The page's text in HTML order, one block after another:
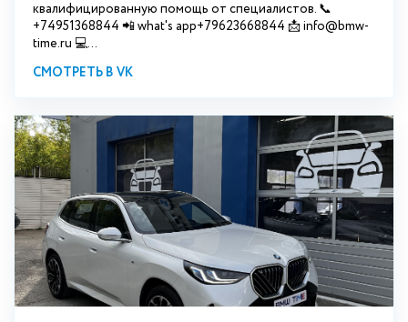
квалифицированную помощь от специалистов. 📞
+74951368844 📲 what's app+79623668844 📩 info@bmw-
time.ru 💻...
СМОТРЕТЬ В VK